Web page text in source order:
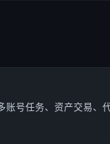
号任务、资产交易、